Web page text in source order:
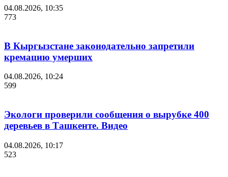
04.08.2026, 10:35
773
В Кыргызстане законодательно запретили
кремацию умерших
04.08.2026, 10:24
599
Экологи проверили сообщения о вырубке 400
деревьев в Ташкенте. Видео
04.08.2026, 10:17
523